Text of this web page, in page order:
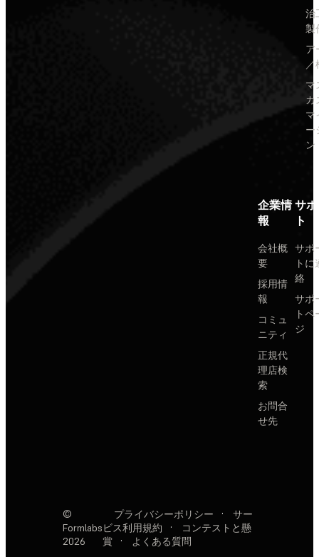
治
製
ア
／
マ
カ
マ
ー
ン
企業情
報
会社概
要
採用情
報
コミュ
ニティ
正規代
理店検
索
お問合
せ先
サ
ト
サポ
トに
絡
サポ
トペ
ジ
©
Formlabs
2026
プライバシーポリシー ·
サー
ビス利用規約
·
コンテストと懸
賞
· よくある質問